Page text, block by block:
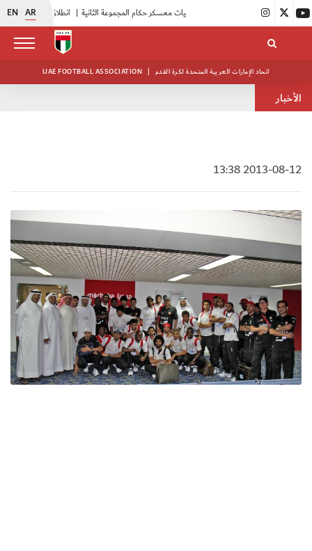
EN AR |
UAE FOOTBALL ASSOCIATION | اتحاد الإمارات العربية المتحدة لكرة القدم
الأخبار
2013-08-12 13:38